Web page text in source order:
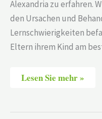
Alexandria zu erfahren.
den Ursachen und
Lernschwierigkeiten
Eltern ihrem Kind am
Lesen Sie mehr »